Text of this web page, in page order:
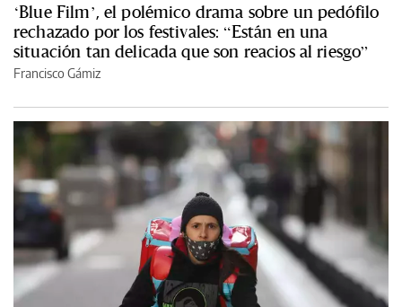
‘Blue Film’, el polémico drama sobre un pedófilo
rechazado por los festivales: “Están en una
situación tan delicada que son reacios al riesgo”
Francisco Gámiz